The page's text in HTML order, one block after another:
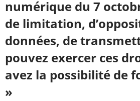
numérique du 7
de limitation,
données, de
pouvez exercer ces
avez la possibilité de
»